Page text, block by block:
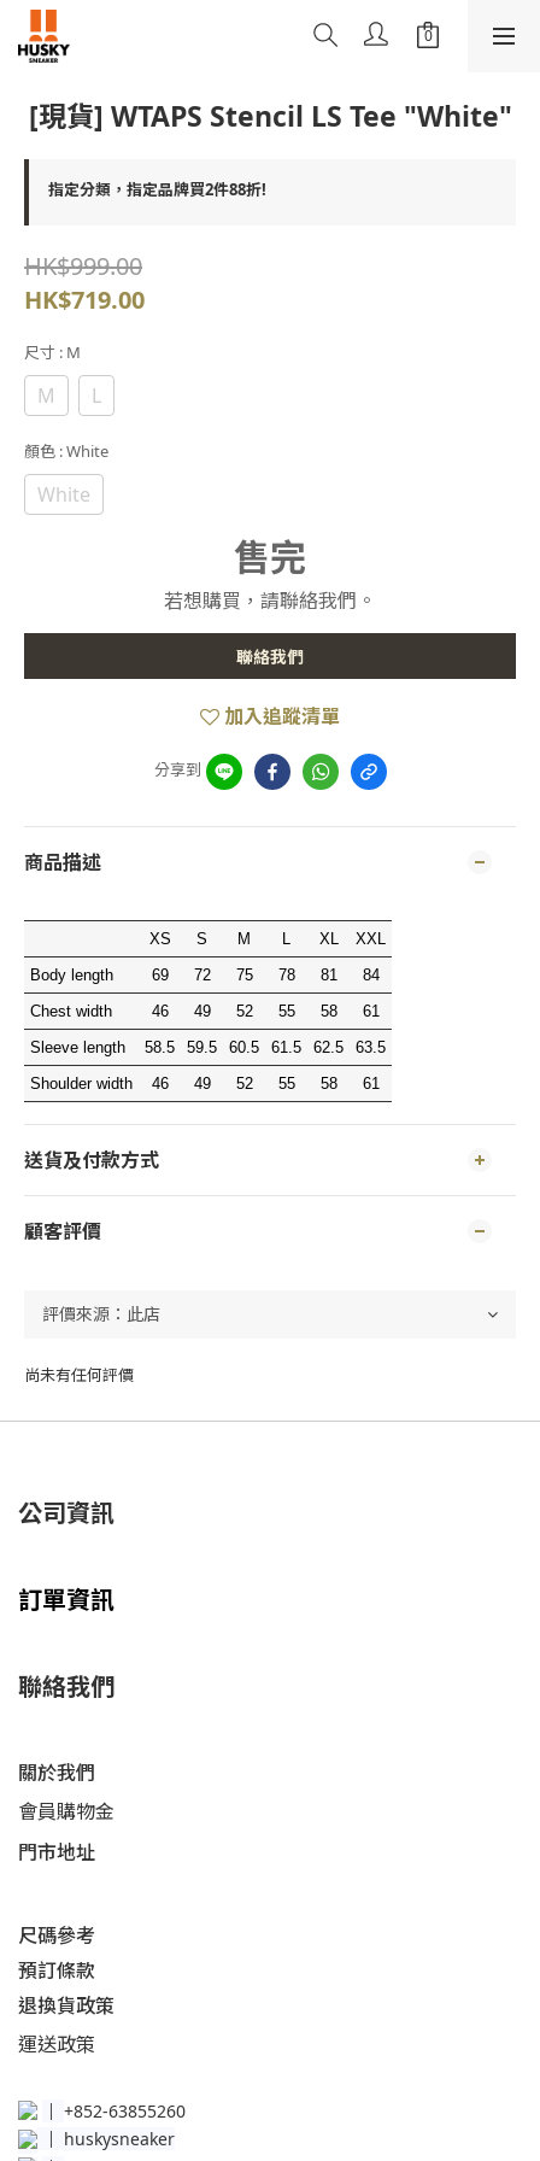
[現貨] WTAPS Stencil LS Tee "White"
指定分類，指定品牌買2件88折!
HK$999.00
HK$719.00
尺寸 : M
M L
顏色 : White
White
售完
若想購買，請聯絡我們。
聯絡我們
加入追蹤清單
分享到
商品描述
XS S M L XL
XXL
Body length
69 72 75 78 81
84
Chest width
46 49 52 55 58
61
Sleeve length
58.5 59.5 60.5 61.5 62.5
63.5
Shoulder width
46 49 52 55 58 61
送貨及付款方式
顧客評價
尚未有任何評價
公司資訊
訂單資訊
聯絡我們
關於我們
會員購物金
門市地址
尺碼參考
預訂條款
退換貨政策​
運送政策​
│ +852-63855260
huskysneaker